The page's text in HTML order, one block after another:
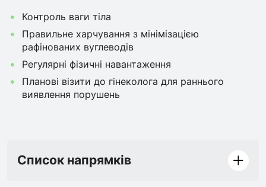
Контроль ваги тіла
Правильне харчування з мінімізацією
рафінованих вуглеводів
Регулярні фізичні навантаження
Планові візити до гінеколога для раннього
виявлення порушень
Список напрямків